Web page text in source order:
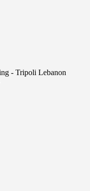
- Tripoli Lebanon